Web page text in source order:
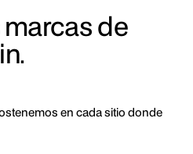
de
en cada sitio donde